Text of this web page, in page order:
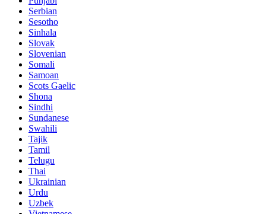
Serbian
Sesotho
Sinhala
Slovak
Slovenian
Somali
Samoan
Scots Gaelic
Shona
Sindhi
Sundanese
Swahili
Tajik
Tamil
Telugu
Thai
Ukrainian
Urdu
Uzbek